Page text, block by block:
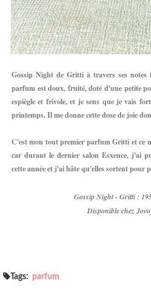
Gossip Night de Gritti à travers ses notes
parfum est doux, fruité, doté d'une petite
espiègle et frivole, et je sens que je vais
printemps. Il me donne cette dose de joie
C'est mon tout premier parfum Gritti et ce
car durant le dernier salon Esxence, j'ai
cette année et j'ai hâte qu'elles sortent pour
Gossip Night - Gritti :
Disponible chez
Tags: parfum